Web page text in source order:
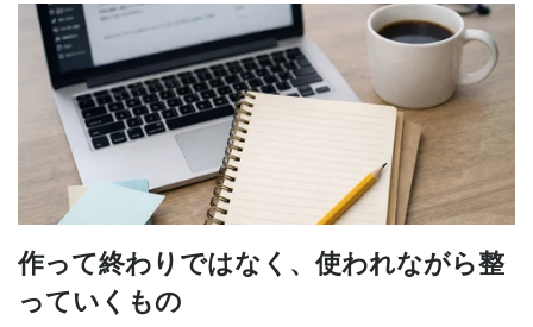
作って終わりではなく、使われながら整
っていくもの